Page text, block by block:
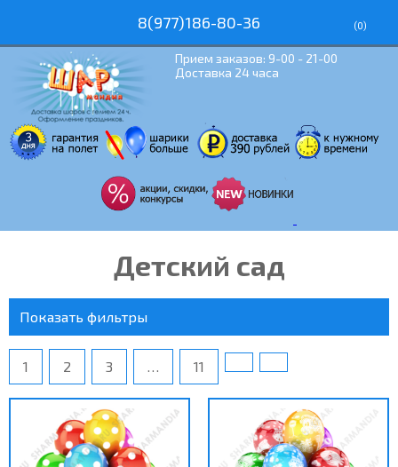
8(977)186-80-36 (0)
Прием заказов: 9-00 - 21-00
Доставка 24 часа
Детский сад
Показать фильтры
1 2 3 … 11